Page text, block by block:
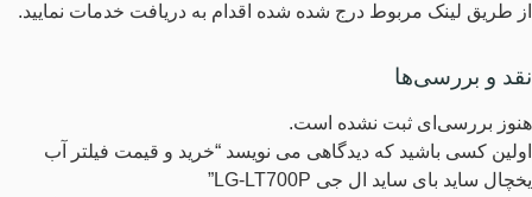
از طریق لینک مربوط درج شده شده اقدام به دریافت خدمات نمایید.
نقد و بررسی‌ها
هنوز بررسی‌ای ثبت نشده است.
اولین کسی باشید که دیدگاهی می نویسد “خرید و قیمت فیلتر آب
یخچال ساید بای ساید ال جی LG-LT700P”